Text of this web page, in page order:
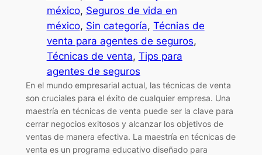
méxico, Seguros de vida en
méxico, Sin categoría, Técnias de
venta para agentes de seguros
Técnicas de venta, Tips para
agentes de seguros
En el mundo empresarial actual, las técnicas de venta
son cruciales para el éxito de cualquier empresa. Una
maestría en técnicas de venta puede ser la clave para
cerrar negocios exitosos y alcanzar los objetivos de
ventas de manera efectiva. La maestría en técnicas de
venta es un programa educativo diseñado para